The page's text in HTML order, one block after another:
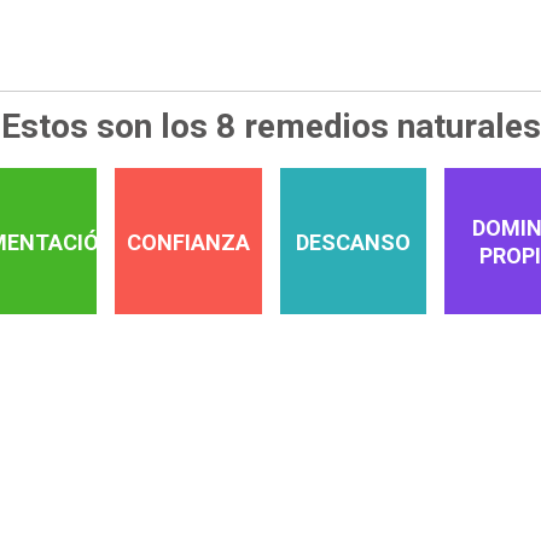
Estos son los 8 remedios naturales
CONFIANZA DESCANSO